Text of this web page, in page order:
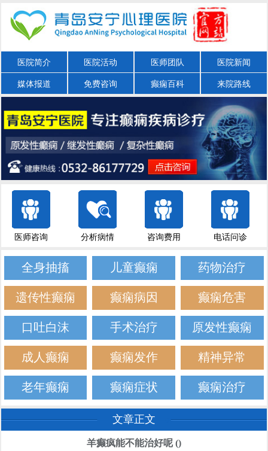
医院简介 医院活动 医师团队 医院新闻
媒体报道 免费咨询 癫痫百科 来院路线
医师咨询 分析病情 咨询费用 电话问诊
全身抽搐 儿童癫痫 药物治疗
遗传性癫痫 癫痫病因 癫痫危害
口吐白沫 手术治疗 原发性癫痫
成人癫痫 癫痫发作 精神异常
老年癫痫 癫痫症状 癫痫治疗
文章正文
羊癫疯能不能治好呢 ()